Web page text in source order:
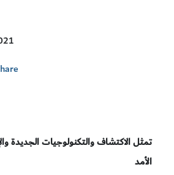
تمثل الاكتشاف والتكنولوجيات الجديدة
الأمد